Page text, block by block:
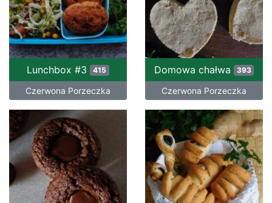
Lunchbox #3 415
Czerwona Porzeczka
Domowa chałwa 393
Czerwona Porzeczka